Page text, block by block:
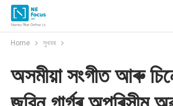
Home সুখবৰ
অসমীয়া সংগীত আৰু